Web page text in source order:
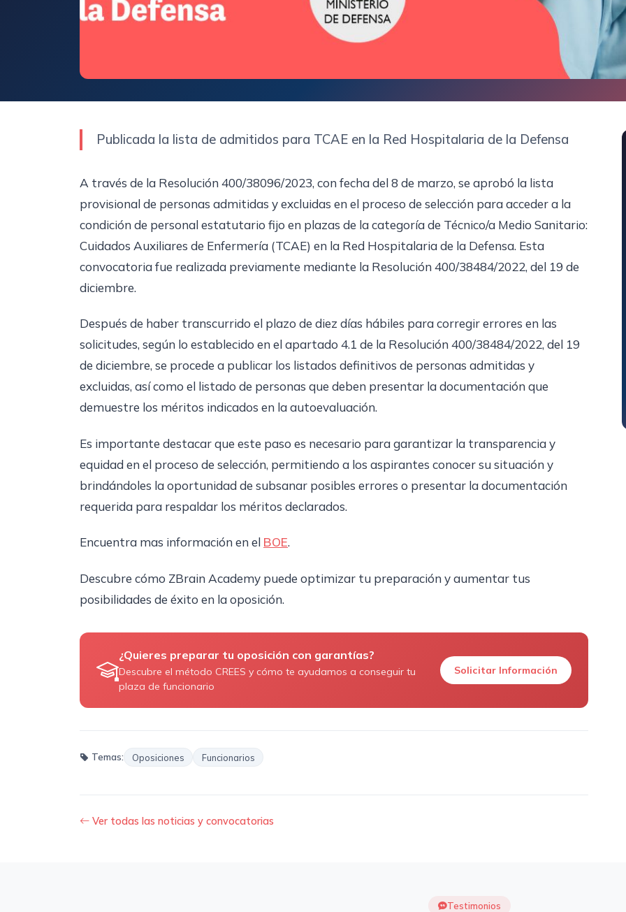
Publicada la lista de admitidos para TCAE en la Red Hospitalaria de la Defensa
A través de la Resolución 400/38096/2023, con fecha del 8 de marzo, se aprobó la lista
provisional de personas admitidas y excluidas en el proceso de selección para acceder a la
condición de personal estatutario fijo en plazas de la categoría de Técnico/a Medio Sanitario:
Cuidados Auxiliares de Enfermería (TCAE) en la Red Hospitalaria de la Defensa. Esta
convocatoria fue realizada previamente mediante la Resolución 400/38484/2022, del 19 de
diciembre.
Después de haber transcurrido el plazo de diez días hábiles para corregir errores en las
solicitudes, según lo establecido en el apartado 4.1 de la Resolución 400/38484/2022, del 19
de diciembre, se procede a publicar los listados definitivos de personas admitidas y
excluidas, así como el listado de personas que deben presentar la documentación que
demuestre los méritos indicados en la autoevaluación.
Es importante destacar que este paso es necesario para garantizar la transparencia y
equidad en el proceso de selección, permitiendo a los aspirantes conocer su situación y
brindándoles la oportunidad de subsanar posibles errores o presentar la documentación
requerida para respaldar los méritos declarados.
Encuentra mas información en el BOE.
Descubre cómo ZBrain Academy puede optimizar tu preparación y aumentar tus
posibilidades de éxito en la oposición.
¿Quieres preparar tu oposición con garantías?
Descubre el método CREES y cómo te ayudamos a conseguir tu
plaza de funcionario
Solicitar Información
Temas: Oposiciones Funcionarios
Ver todas las noticias y convocatorias
Testimonios